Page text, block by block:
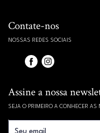
Contate-nos
NOSSAS REDES SOCIAIS
Assine a nossa
SEJA O PRIMEIRO A CONHECER AS